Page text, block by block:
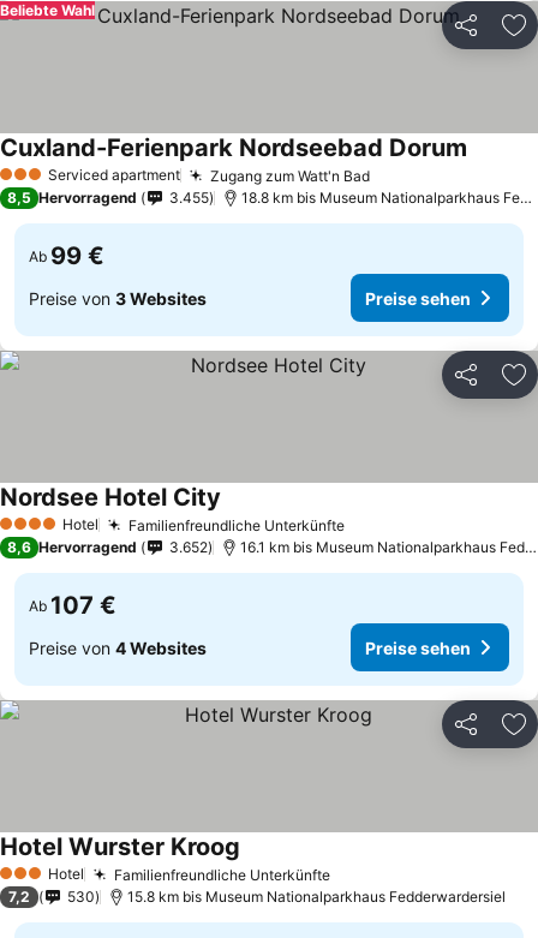
Teilen
Beliebte Wahl
3 SterneServiced apartment Zugang zum Watt'n BadPreise sehen
Cuxland-Ferienpark Nordseebad Dorum
8,5 Hervorragend 3.455 18.8 km bis Museum Nationalparkhaus
Ab 99 €
Preise von 3 Websites Preise sehen
Teilen
4 Sterne Hotel Familienfreundliche UnterkünftePreise sehen
Nordsee Hotel City
8,6 Hervorragend 3.652 16.1 km bis Museum Nationalparkhaus
Ab 107 €
Preise von 4 Websites Preise sehen
Teilen
3 SterneHotel Familienfreundliche UnterkünftePreise sehen
Hotel Wurster Kroog
7,2 530 15.8 km bis Museum Nationalparkhaus Fedderwardersiel